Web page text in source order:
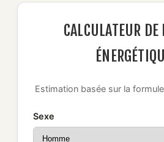
CALCULATEUR
Estimation basée sur la
Sexe